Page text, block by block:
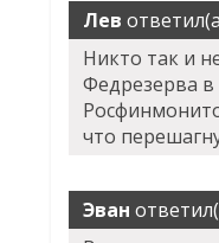
Лев
Никто так и
Федрезерва
что
Эван